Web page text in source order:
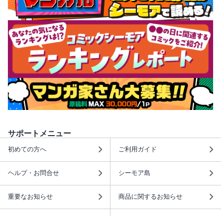
サポートメニュー
初めての方へ ご利用ガイド
ヘルプ・お問合せ シーモア島
重要なお知らせ 商品に関するお知らせ